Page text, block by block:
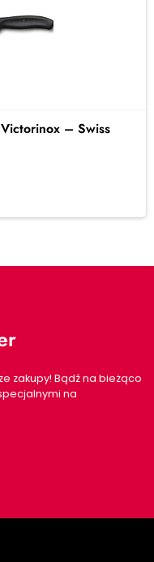
– Swiss
zakupy! Bądź na bieżąco
na